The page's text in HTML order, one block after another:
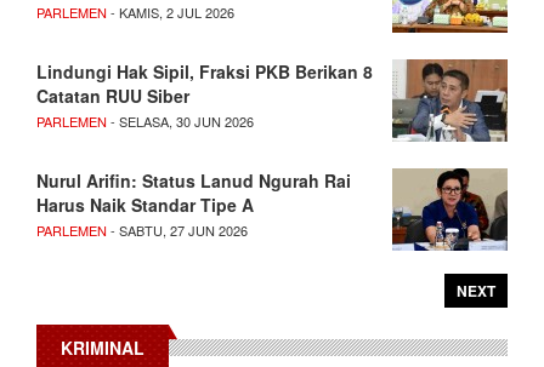
PARLEMEN - KAMIS, 2 JUL 2026
Lindungi Hak Sipil, Fraksi PKB Berikan 8
Catatan RUU Siber
PARLEMEN - SELASA, 30 JUN 2026
Nurul Arifin: Status Lanud Ngurah Rai
Harus Naik Standar Tipe A
PARLEMEN - SABTU, 27 JUN 2026
NEXT
KRIMINAL